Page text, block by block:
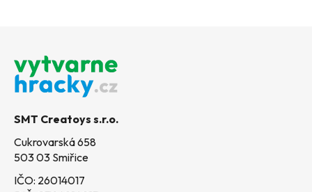
SMT Creatoys s.r.o.
Cukrovarská 658
503 03 Smiřice
IČO: 26014017